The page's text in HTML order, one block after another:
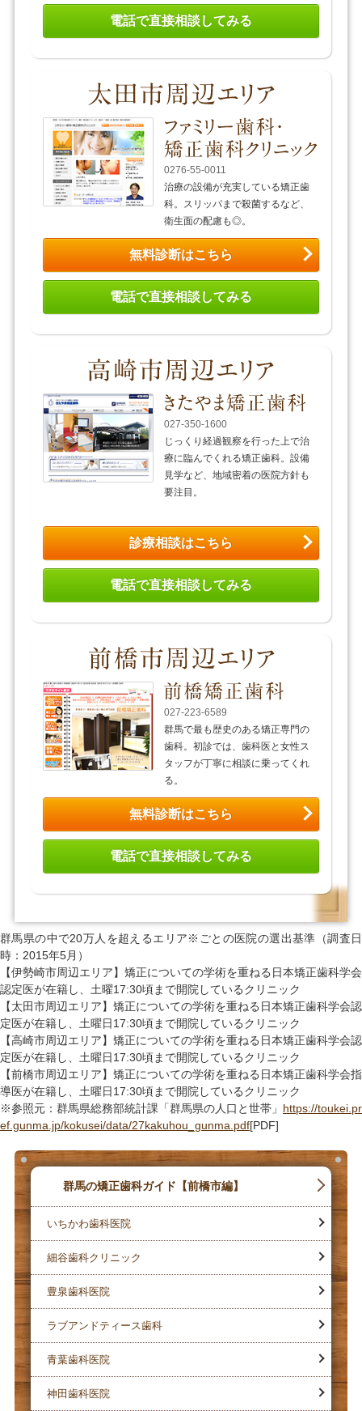
電話で直接相談してみる
0276-55-0011
治療の設備が充実している矯正歯
科。スリッパまで殺菌するなど、
衛生面の配慮も◎。
無料診断はこちら
電話で直接相談してみる
027-350-1600
じっくり経過観察を行った上で治
療に臨んでくれる矯正歯科。設備
見学など、地域密着の医院方針も
要注目。
診療相談はこちら
電話で直接相談してみる
027-223-6589
群馬で最も歴史のある矯正専門の
歯科。初診では、歯科医と女性ス
タッフが丁寧に相談に乗ってくれ
る。
無料診断はこちら
電話で直接相談してみる
群馬県の中で20万人を超えるエリア※ごとの医院の選出基準（調査日
時：2015年5月）
【伊勢崎市周辺エリア】矯正についての学術を重ねる日本矯正歯科学会
認定医が在籍し、土曜17:30頃まで開院しているクリニック
【太田市周辺エリア】矯正についての学術を重ねる日本矯正歯科学会認
定医が在籍し、土曜日17:30頃まで開院しているクリニック
【高崎市周辺エリア】矯正についての学術を重ねる日本矯正歯科学会認
定医が在籍し、土曜日17:30頃まで開院しているクリニック
【前橋市周辺エリア】矯正についての学術を重ねる日本矯正歯科学会指
導医が在籍し、土曜日17:30頃まで開院しているクリニック
※参照元：群馬県総務部統計課「群馬県の人口と世帯」 https://toukei.pr
ef.gunma.jp/kokusei/data/27kakuhou_gunma.pdf[PDF]
群馬の矯正歯科ガイド【前橋市編】
いちかわ歯科医院
細谷歯科クリニック
豊泉歯科医院
ラブアンドティース歯科
青葉歯科医院
神田歯科医院